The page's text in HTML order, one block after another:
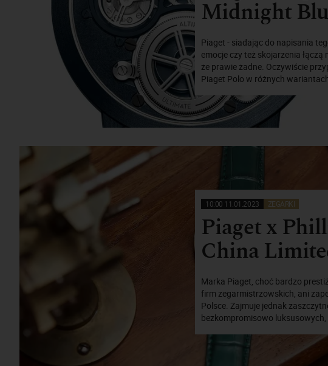
Midnight
Piaget - siadając do napisania
emocje czy też skojarzenia łączą
że prawie żadne. Oczywiście
Piaget Polo w różnych
10:00 11.01.2023 ZEGARKI
Piaget x
China
Marka Piaget, choć bardzo
firm zegarmistrzowskich, ani
Polsce. Zajmuje jednak
bezkompromisowo